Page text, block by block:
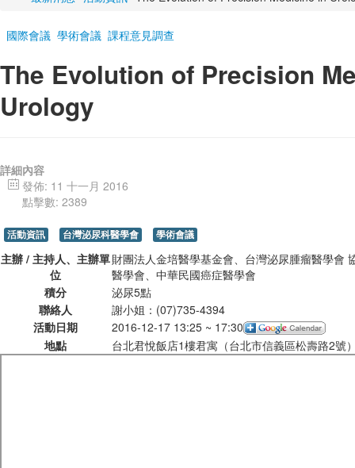
國際會議 學術會議 課程意見調查
The Evolution of Precision
Urology
詳細內容
發佈: 11 十一月 2016
點擊數: 2389
活動資訊 台灣泌尿科醫學會 學術會議
主辦 / 主持人、主辦單
位
財團法人金培醫學基金會、台灣泌尿腫瘤醫學會
醫學會、中華民國癌症醫學會
積分
泌尿5點
聯絡人
謝小姐：(07)735-4394
活動日期
2016-12-17 13:25 ~ 17:30
地點
台北君悅飯店1樓君寓（台北市信義區松壽路2號